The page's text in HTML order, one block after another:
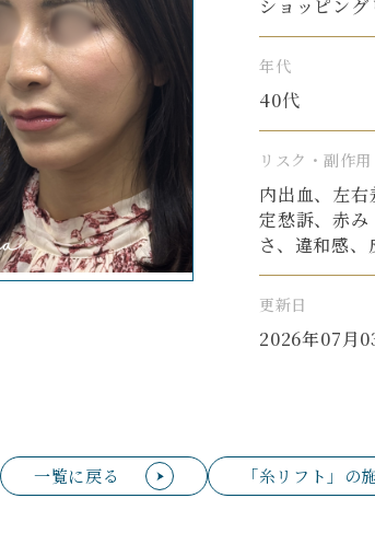
ショッピン
年代
40代
リスク・副作用
内出血、左
定愁訴、赤
さ、違和感
更新日
2026年07月
一覧に戻る 「糸リフト」の